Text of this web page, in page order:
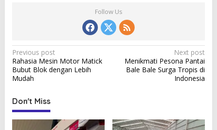
Follow Us
P
o
s
t
n
a
Previous post
Rahasia Mesin Motor Matick
Bubut Blok dengan Lebih
Mudah
Next post
Menikmati Pesona Pantai
Bale Bale Surga Tropis di
Indonesia
Don't Miss